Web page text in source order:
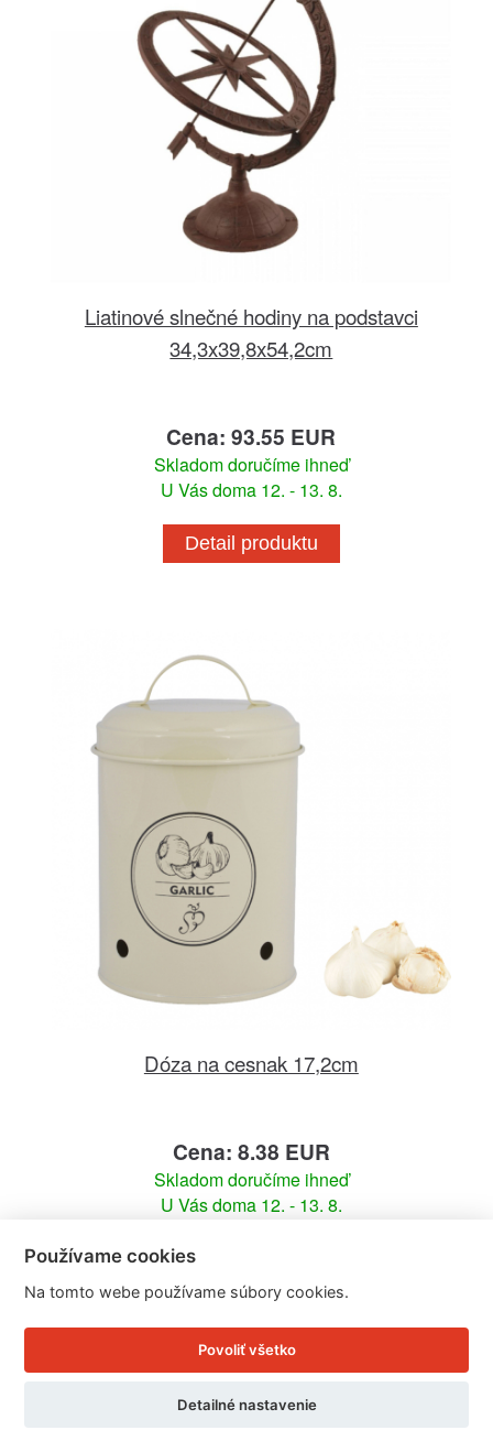
Liatinové slnečné hodiny na podstavci
34,3x39,8x54,2cm
Cena: 93.55 EUR
Skladom doručíme ihneď
U Vás doma 12. - 13. 8.
Detail produktu
Dóza na cesnak 17,2cm
Cena: 8.38 EUR
Skladom doručíme ihneď
U Vás doma 12. - 13. 8.
Detail produktu
Používame cookies
Na tomto webe používame súbory cookies.
Povoliť všetko
Detailné nastavenie